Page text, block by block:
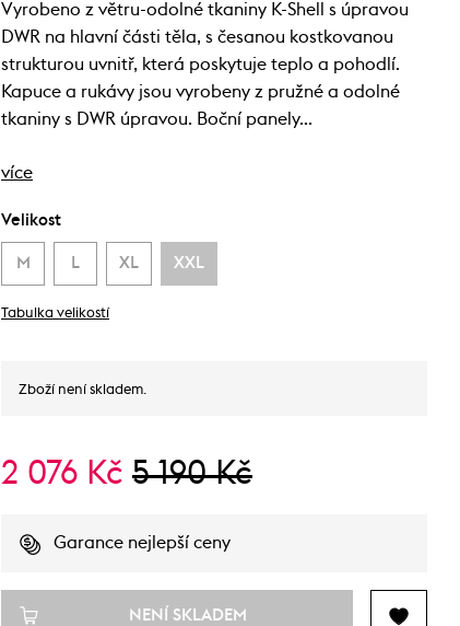
Vyrobeno z větru-odolné tkaniny K-Shell s úpravou
DWR na hlavní části těla, s česanou kostkovanou
strukturou uvnitř, která poskytuje teplo a pohodlí.
Kapuce a rukávy jsou vyrobeny z pružné a odolné
tkaniny s DWR úpravou. Boční panely…
více
Velikost
M L XL XXL
Tabulka velikostí
Zboží není skladem.
2 076 Kč 5 190 Kč
Garance nejlepší ceny
NENÍ SKLADEM